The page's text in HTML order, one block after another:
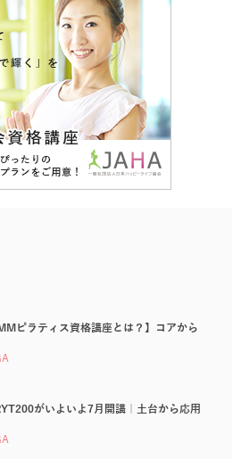
ピラティス資格講座とは？】コアから
がいよいよ7月開講｜土台から応用